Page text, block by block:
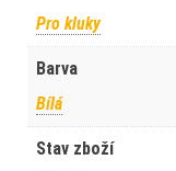
Pro kluky
Barva
Bílá
Stav zboží